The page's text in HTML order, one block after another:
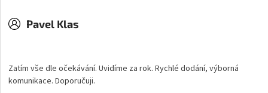
Pavel Klas
Zatím vše dle očekávání. Uvidíme za rok. Rychlé dodání, výborná
komunikace. Doporučuji.